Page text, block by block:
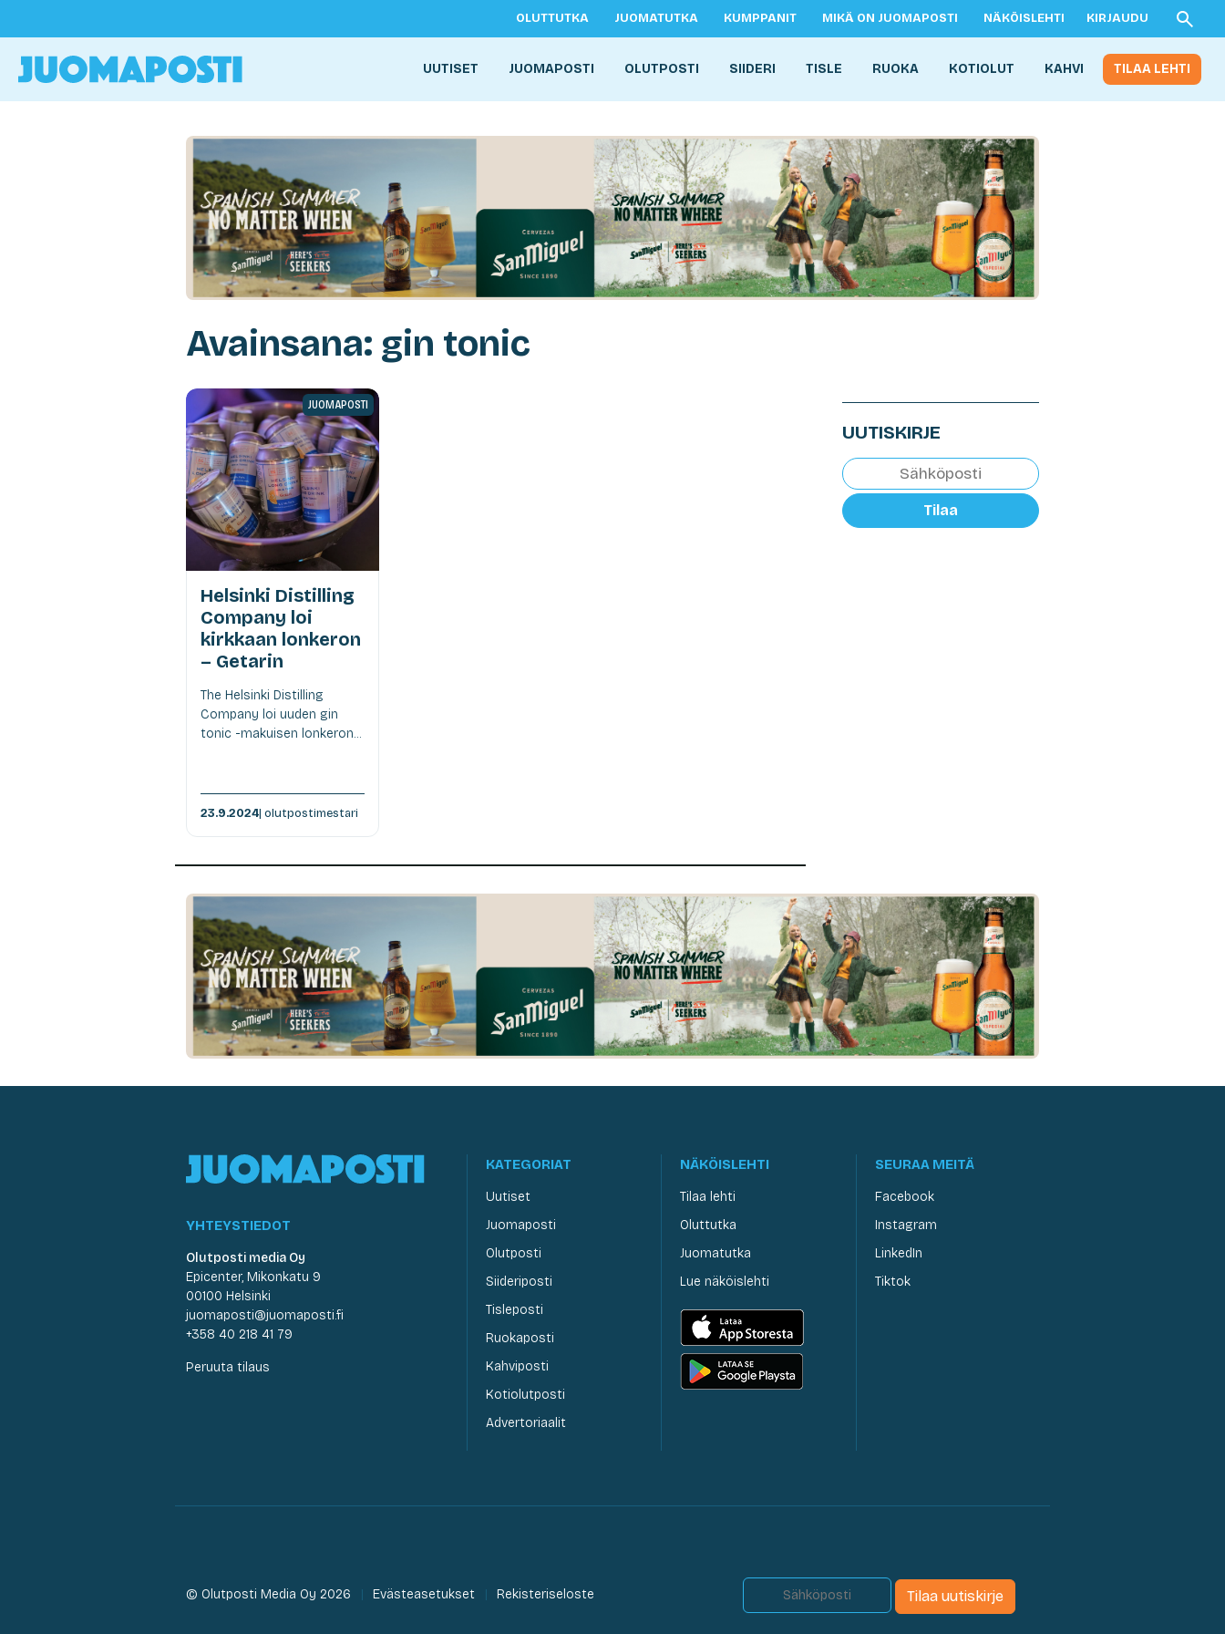
OLUTTUTKA JUOMATUTKA KUMPPANIT MIKÄ ON JUOMAPOSTI NÄKÖISLEHTI KIRJAUDU
UUTISET JUOMAPOSTI OLUTPOSTI SIIDERI TISLE RUOKA KOTIOLUT KAHVI TILAA LEHTI
Avainsana: gin tonic
JUOMAPOSTI
Helsinki Distilling
Company loi
kirkkaan lonkeron
– Getarin
The Helsinki Distilling
Company loi uuden gin
tonic -makuisen lonkeron...
23.9.2024| olutpostimestari
UUTISKIRJE
Tilaa
YHTEYSTIEDOT
Olutposti media Oy
Epicenter, Mikonkatu 9
00100 Helsinki
juomaposti@juomaposti.fi
+358 40 218 41 79
Peruuta tilaus
KATEGORIAT
Uutiset
Juomaposti
Olutposti
Siideriposti
Tisleposti
Ruokaposti
Kahviposti
Kotiolutposti
Advertoriaalit
NÄKÖISLEHTI
Tilaa lehti
Oluttutka
Juomatutka
Lue näköislehti
SEURAA MEITÄ
Facebook
Instagram
LinkedIn
Tiktok
© Olutposti Media Oy 2026 Evästeasetukset Rekisteriseloste Tilaa uutiskirje